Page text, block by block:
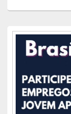
Área